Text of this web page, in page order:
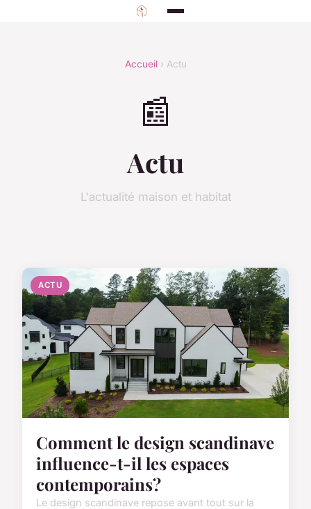
Accueil› Actu
📰
Actu
L'actualité maison et habitat
ACTU
Comment le design scandinave
influence-t-il les espaces
contemporains?
Le design scandinave repose avant tout sur la